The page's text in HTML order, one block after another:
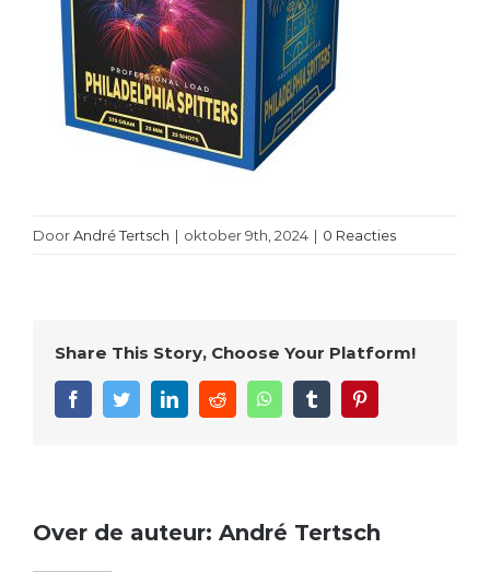
DoorAndré Tertsch | oktober 9th, 2024 | 0 Reacties
Share This Story, Choose Your Platform!
FacebookTwitterLinkedInReddit WhatsAppTumblr
Over de auteur: André Tertsch